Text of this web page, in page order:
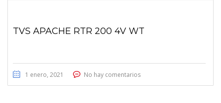
TVS APACHE RTR 200 4V WT
1 enero, 2021 No hay comentarios